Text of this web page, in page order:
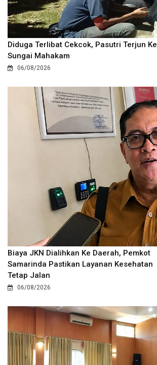
Diduga Terlibat Cekcok, Pasutri Terjun Ke
Sungai Mahakam
06/08/2026
Biaya JKN Dialihkan Ke Daerah, Pemkot
Samarinda Pastikan Layanan Kesehatan
Tetap Jalan
06/08/2026